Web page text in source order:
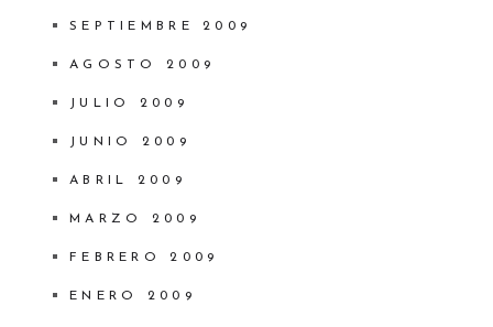
SEPTIEMBRE 2009
AGOSTO 2009
JULIO 2009
JUNIO 2009
ABRIL 2009
MARZO 2009
FEBRERO 2009
ENERO 2009